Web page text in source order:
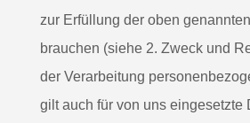
zur Erfüllung der oben
brauchen (siehe 2. Zweck und
der Verarbeitung
gilt auch für von uns eingesetzte